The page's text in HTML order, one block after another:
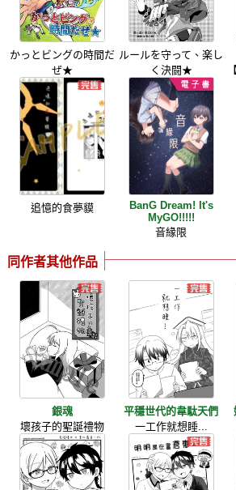
かっとビングの時間だ
ぜ★
ルールを守って、楽し
く決闘★
追憶的食夢貘
BanG Dream! It's
MyGO!!!!!
音緣限
同作者其他作品
銀魂
壞孩子的聖誕禮物
平穩世代的韋駄天們
一工作就想睡...